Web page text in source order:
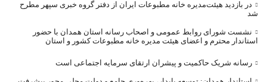
در بازدید هیئت‌مدیره خانه مطبوعات ایران از دفتر گروه خبری سپهر مطرح
شد
نشست شورای روابط عمومی و اصحاب رسانه استان همدان با حضور
استاندار محترم و اعضای هیئت مدیره خانه مطبوعات کشور و استان
رسانه شریک حاکمیت و پیشران ارتقای سرمایه اجتماعی است